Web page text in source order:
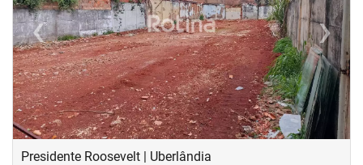
‹Previous ›Next
Presidente Roosevelt | Uberlândia